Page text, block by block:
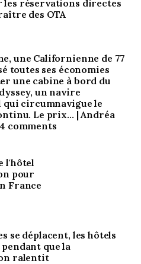
les réservations directes
des OTA
une Californienne de 77
toutes ses économies
une cabine à bord du
un navire
circumnavigue le
Le prix… | Andréa
comments
l'hôtel
pour
France
se déplacent, les hôtels
que la
ralentit